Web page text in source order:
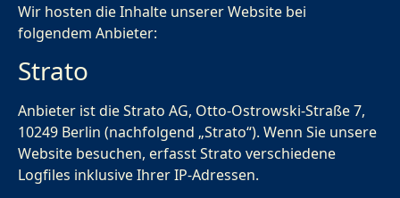
Wir hosten die Inhalte unserer Website bei
folgendem Anbieter:
Strato
Anbieter ist die Strato AG, Otto-Ostrowski-Straße 7,
10249 Berlin (nachfolgend „Strato“). Wenn Sie unsere
Website besuchen, erfasst Strato verschiedene
Logfiles inklusive Ihrer IP-Adressen.